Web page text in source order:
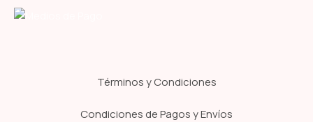
Términos y Condiciones
Condiciones de Pagos y Envíos